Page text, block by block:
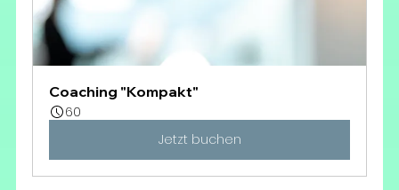
Coaching "Kompakt"
60
Jetzt buchen